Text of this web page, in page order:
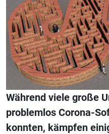
Während viele große
problemlos Corona-
konnten, kämpfen